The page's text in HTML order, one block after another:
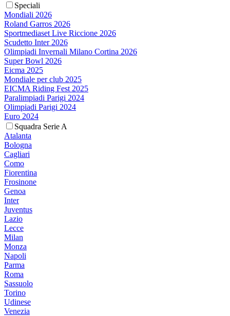
Speciali
Mondiali 2026
Roland Garros 2026
Sportmediaset Live Riccione 2026
Scudetto Inter 2026
Olimpiadi Invernali Milano Cortina 2026
Super Bowl 2026
Eicma 2025
Mondiale per club 2025
EICMA Riding Fest 2025
Paralimpiadi Parigi 2024
Olimpiadi Parigi 2024
Euro 2024
Squadra Serie A
Atalanta
Bologna
Cagliari
Como
Fiorentina
Frosinone
Genoa
Inter
Juventus
Lazio
Lecce
Milan
Monza
Napoli
Parma
Roma
Sassuolo
Torino
Udinese
Venezia